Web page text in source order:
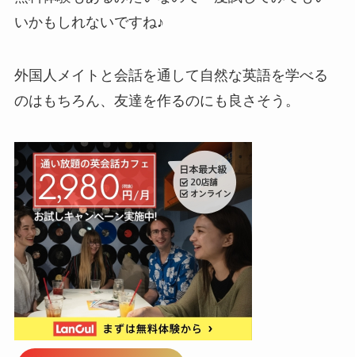
いかもしれないですね♪
外国人メイトと会話を通して自然な英語を学べる
のはもちろん、友達を作るのにも良さそう。